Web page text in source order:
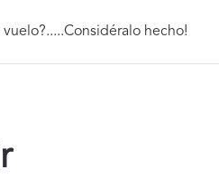
vuelo?.....Considéralo hecho!